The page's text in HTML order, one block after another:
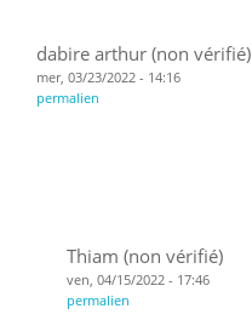
dabire arthur (non vérifié)
mer, 03/23/2022 - 14:16
permalien
Thiam (non vérifié)
ven, 04/15/2022 - 17:46
permalien